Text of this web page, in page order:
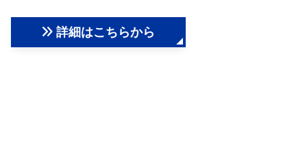
詳細はこちらから